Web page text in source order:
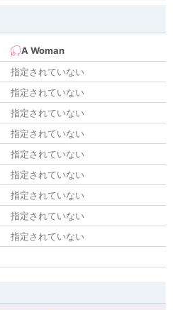
A Woman
指定されていない
指定されていない
指定されていない
指定されていない
指定されていない
指定されていない
指定されていない
指定されていない
指定されていない